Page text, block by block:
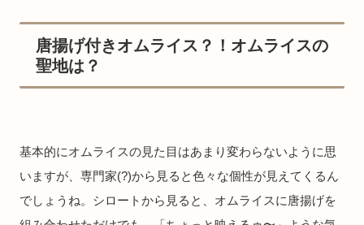
唐揚げ付きオムライス？！オムライスの
聖地は？
基本的にオムライスの見た目はあまり変わらないように思
いますが、専門家(?)から見ると色々な個性が見えてくるん
でしょうね。シロートから見ると、オムライスに唐揚げを